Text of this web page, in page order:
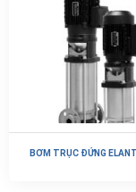
BƠM TRỤC ĐỨNG